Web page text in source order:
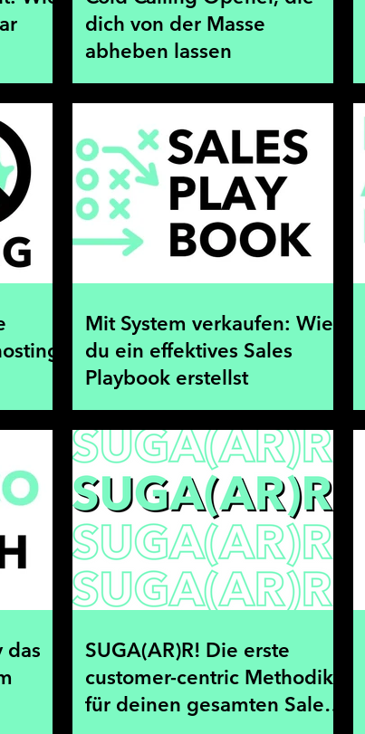
dich von der Masse
abheben lassen
Mit System verkaufen: Wie
du ein effektives Sales
Playbook erstellst
das
SUGA(AR)R! Die erste
customer-centric Methodik
für deinen gesamten Sales